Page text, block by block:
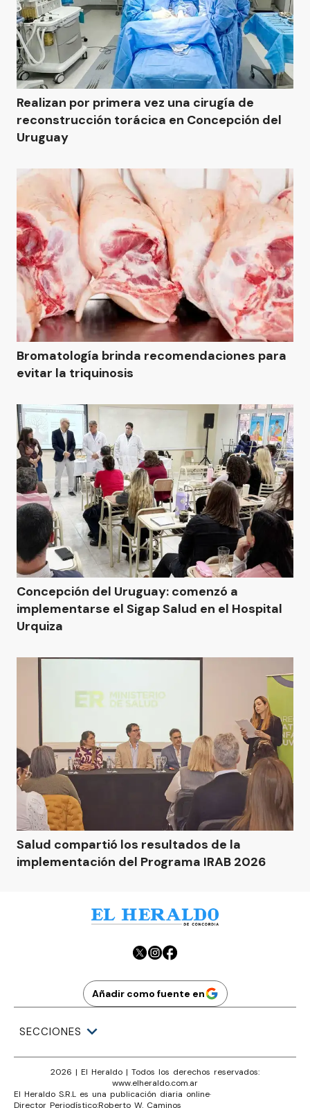
Realizan por primera vez una cirugía de
reconstrucción torácica en Concepción del
Uruguay
Bromatología brinda recomendaciones para
evitar la triquinosis
Concepción del Uruguay: comenzó a
implementarse el Sigap Salud en el Hospital
Urquiza
Salud compartió los resultados de la
implementación del Programa IRAB 2026
Añadir como fuente en
SECCIONES
2026 | El Heraldo | Todos los derechos reservados:
www.elheraldo.com.ar
El Heraldo S.R.L es una publicación diaria online·
Director Periodístico:Roberto W. Caminos